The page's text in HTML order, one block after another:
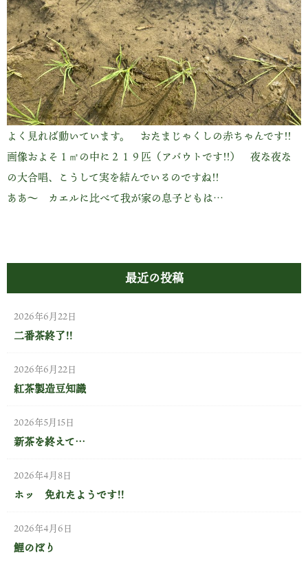
よく見れば動いています。 おたまじゃくしの赤ちゃんです!!
画像およそ１㎡の中に２１９匹（アバウトです!!） 夜な夜な
の大合唱、こうして実を結んでいるのですね!!
ああ～ カエルに比べて我が家の息子どもは…
最近の投稿
二番茶終了!!
2026年6月22日
紅茶製造豆知識
2026年6月22日
新茶を終えて…
2026年5月15日
ホッ 免れたようです!!
2026年4月8日
鯉のぼり
2026年4月6日